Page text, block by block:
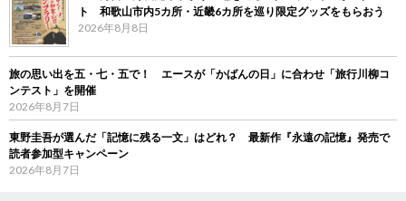
ト 和歌山市内5カ所・近畿6カ所を巡り限定グッズをもらおう
2026年8月8日
旅の思い出を五・七・五で！ エースが「かばんの日」に合わせ「旅行川柳コ
ンテスト」を開催
2026年8月7日
東野圭吾が選んだ「記憶に残る一文」はどれ？ 最新作『永遠の記憶』発売で
読者参加型キャンペーン
2026年8月7日